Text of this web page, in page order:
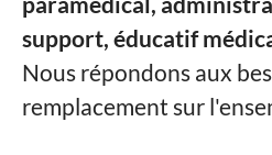
support, éducatif
Nous répondons aux
remplacement sur